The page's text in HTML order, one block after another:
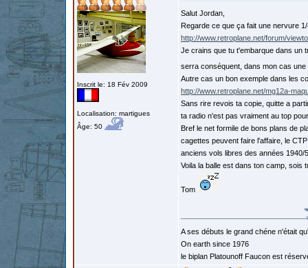
Inscrit le: 18 Fév 2009
Localisation: martigues
Âge: 50
Salut Jordan,
Regarde ce que ça fait une nervure
http://www.retroplane.net/forum/
Je crains que tu t'embarque dans un
serra conséquent, dans mon cas
Autre cas un bon exemple dans les
http://www.retroplane.net/mg12a-
Sans rire revois ta copie, quitte a
ta radio n'est pas vraiment au top
Bref le net formile de bons plans de
cagettes peuvent faire l'affaire, le
anciens vols libres des années 1940/
Voila la balle est dans ton camp, sois
Tom
A ses débuts le grand chéne n'était
On earth since 1976
le biplan Platounoff Faucon est